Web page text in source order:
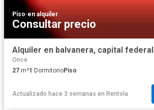
Piso·en alquiler
Consultar precio
Alquiler en balvanera, capital federal
Once
27 m²1 DormitorioPiso
Actualizado hace 3 semanas en Rentola